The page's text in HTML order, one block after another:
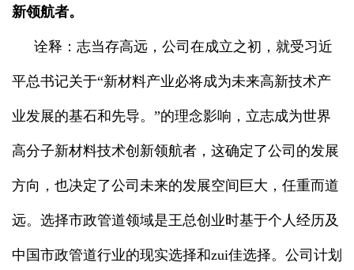
新领航者。
诠释：志当存高远，公司在成立之初，就受习近
平总书记关于“新材料产业必将成为未来高新技术产
业发展的基石和先导。”的理念影响，立志成为世界
高分子新材料技术创新领航者，这确定了公司的发展
方向，也决定了公司未来的发展空间巨大，任重而道
远。选择市政管道领域是王总创业时基于个人经历及
中国市政管道行业的现实选择和zui佳选择。公司计划